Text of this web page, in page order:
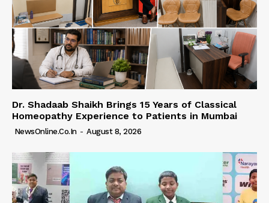
Dr. Shadaab Shaikh Brings 15 Years of Classical
Homeopathy Experience to Patients in Mumbai
NewsOnline.co.in - August 8, 2026